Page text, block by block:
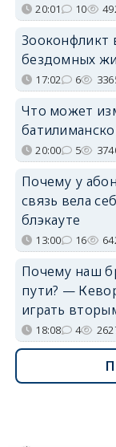
20:01 10
Зооконфликт
бездомных
17:02 6
Что может
20:00 5
Почему у
связь вела
блэкауте
13:00 16
Почему наш
пути? —
играть
18:08 4